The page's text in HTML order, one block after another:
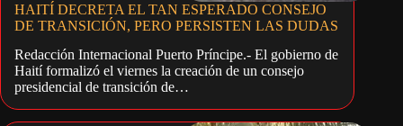
HAITÍ DECRETA EL TAN ESPERADO CONSEJO
DE TRANSICIÓN, PERO PERSISTEN LAS DUDAS
Redacción Internacional Puerto Príncipe.- El gobierno de
Haití formalizó el viernes la creación de un consejo
presidencial de transición de…